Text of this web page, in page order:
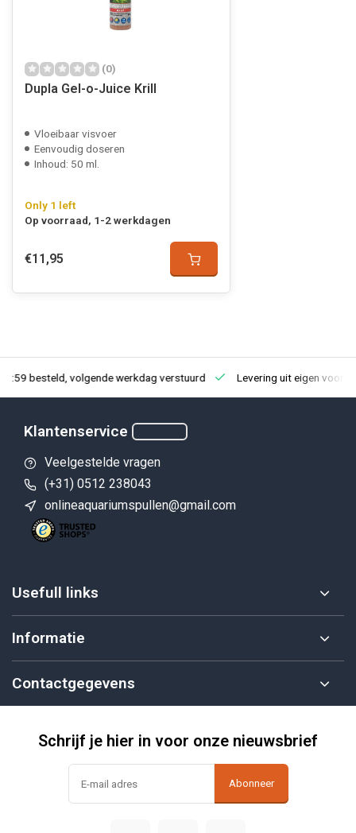
(0)
Dupla Gel-o-Juice Krill
Vloeibaar visvoer
Eenvoudig doseren
Inhoud: 50 ml.
Only 1 left
Op voorraad, 1-2 werkdagen
€11,95
besteld, volgende werkdag verstuurd Levering uit eigen
Klantenservice
Veelgestelde vragen
(+31) 0512 238043
onlineaquariumspullen@gmail.com
Usefull links
Informatie
Contactgegevens
Schrijf je hier in voor onze nieuwsbrief
Abonneer